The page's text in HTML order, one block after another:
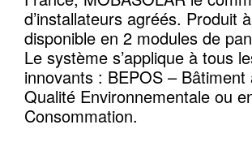
d’installateurs agréés. Produit
disponible en 2 modules de
Le système s’applique à tous
innovants : BEPOS –
Qualité Environnementale ou
Consommation.